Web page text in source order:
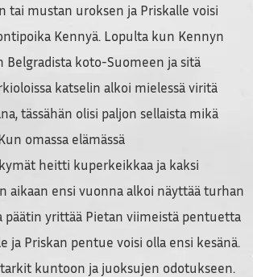
tai mustan uroksen ja Priskalle voisi
Kennyä. Lopulta kun Kennyn
Belgradista koto-Suomeen ja sitä
katselin alkoi mielessä viritä
tässähän olisi paljon sellaista mikä
omassa elämässä
heitti kuperkeikkaa ja kaksi
aikaan ensi vuonna alkoi näyttää turhan
päätin yrittää Pietan viimeistä pentuetta
ja Priskan pentue voisi olla ensi kesänä.
kuntoon ja juoksujen odotukseen.